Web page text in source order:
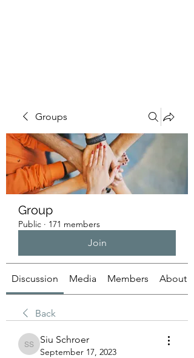
Groups
Group
Public · 171 members
Join
Discussion Media Members About
Back
Siu Schroer
Siu Schroer
September 17, 2023